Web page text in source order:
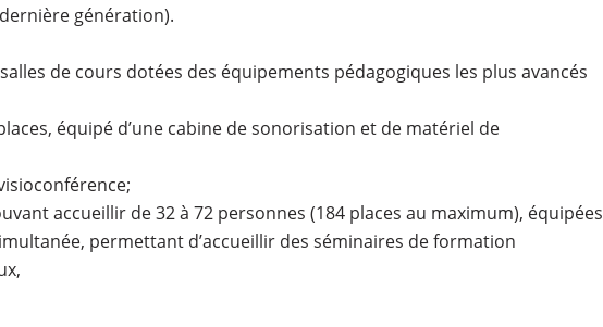
génération).
de cours dotées des équipements pédagogiques les plus avancés
équipé d’une cabine de sonorisation et de matériel de
accueillir de 32 à 72 personnes (184 places au maximum), équipées
permettant d’accueillir des séminaires de formation